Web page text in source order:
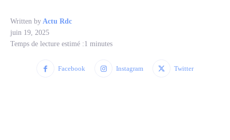
Written by Actu Rdc
juin 19, 2025
Temps de lecture estimé :1 minutes
Facebook Instagram Twitter